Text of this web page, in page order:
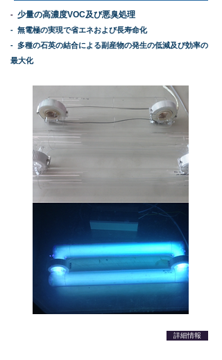
- 少量の高濃度VOC及び悪臭処理
- 無電極の実現で省エネおよび長寿命化
- 多種の石英の結合による副産物の発生の低減及び効率の
最大化
詳細情報